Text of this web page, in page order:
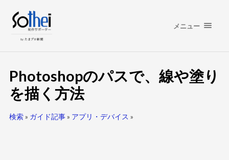
メニュー
Photoshopのパスで、線や塗り
を描く方法
検索» ガイド記事» アプリ・デバイス »